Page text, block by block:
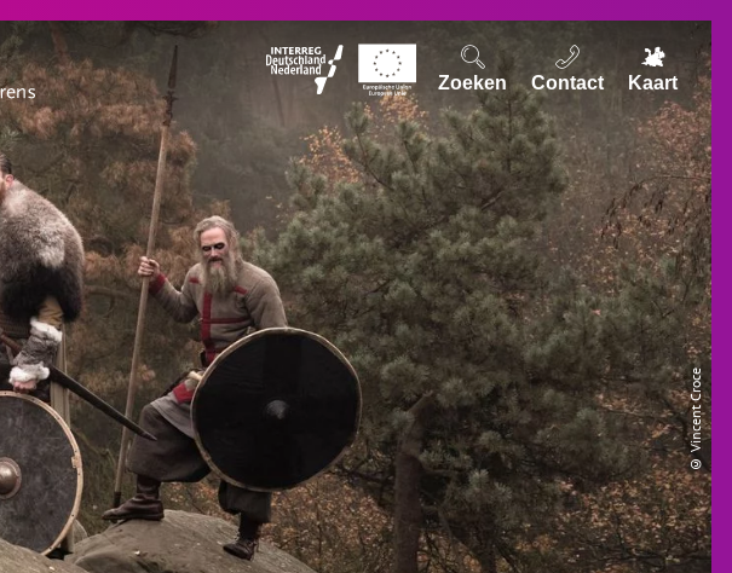
Zoeken Contact Kaart
© Vincent Croce